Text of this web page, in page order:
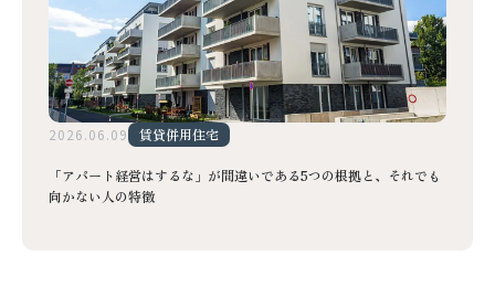
2026.06.09 賃貸併用住宅
「アパート経営はするな」が間違いである5つの根拠と、それでも
向かない人の特徴